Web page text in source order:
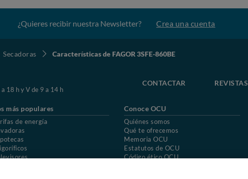
¿Quieres recibir nuestra Newsletter? Crea una cuenta
Secadoras Características de FAGOR 3SFE-860BE
a 18 h y V de 9 a 14 h
CONTACTAR REVISTAS
más populares
de energía
Conoce OCU
Quiénes somos
Qué te ofrecemos
Memoria OCU
Estatutos de OCU
Código ético OCU